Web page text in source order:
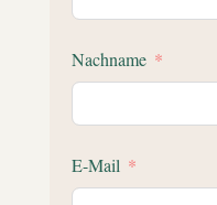
Nachname
E-Mail